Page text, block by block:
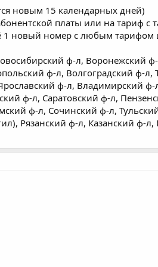
новым 15 календарных дней)
платы или на тариф с
новый номер с любым тарифом
ф-л, Воронежский ф-
ф-л, Волгоградский ф-л,
ф-л, Владимирский
ф-л, Саратовский ф-л,
ф-л, Сочинский ф-л,
Рязанский ф-л, Казанский ф-